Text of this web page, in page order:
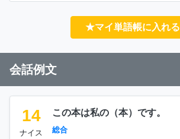
★マイ単語帳に入れる
会話例文
14
ナイス
この本は私の（本）です。
総合